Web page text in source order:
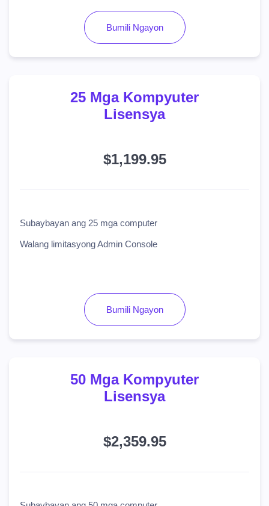
Bumili Ngayon
25 Mga Kompyuter
Lisensya
$1,199.95
Subaybayan ang 25 mga computer
Walang limitasyong Admin Console
Bumili Ngayon
50 Mga Kompyuter
Lisensya
$2,359.95